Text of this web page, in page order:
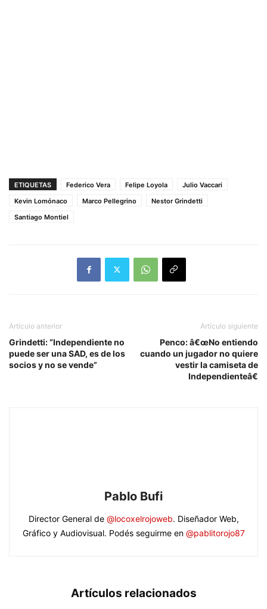
ETIQUETAS Federico Vera Felipe Loyola
Julio Vaccari
Kevin Lomónaco
Marco Pellegrino
Nestor Grindetti
Santiago Montiel
Artículo anterior
Grindetti: “Independiente no
puede ser una SAD, es de los
socios y no se vende”
Artículo siguiente
Penco: â€œNo entiendo
cuando un jugador no quiere
vestir la camiseta de
Independienteâ€
Pablo Bufi
Director General de @locoxelrojoweb. Diseñador Web,
Gráfico y Audiovisual. Podés seguirme en @pablitorojo87
Artículos relacionados